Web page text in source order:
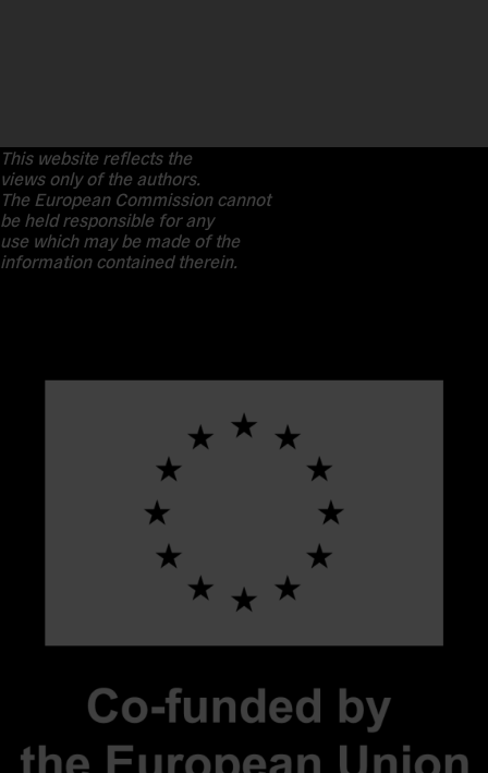
This website reflects the
views only of the authors.
The European Commission cannot
be held responsible for any
use which may be made of the
information contained therein.